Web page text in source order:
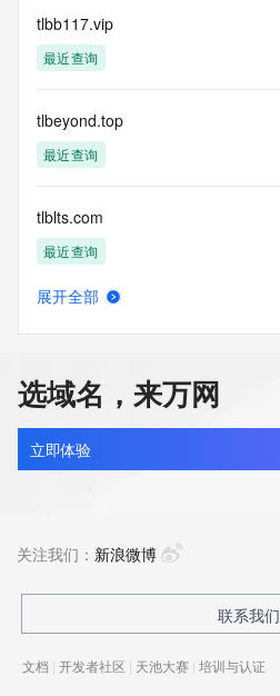
tlbb117.vip
最近查询
tlbeyond.top
最近查询
tlblts.com
最近查询
kingsun.cn
最近查询
最近查询
展开全部
选域名，来万网
立即体验
关注我们： 新浪微博
联系我们
文档 | 开发者社区 | 天池大赛 | 培训与认证